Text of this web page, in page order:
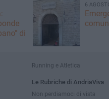
di
6
Running e Atletica
Le Rubriche di AndriaViva
Non perdiamoci di vista